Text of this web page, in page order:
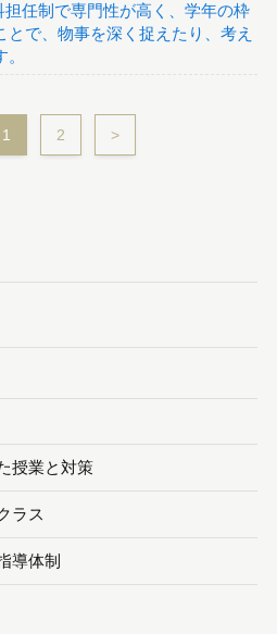
担任制で専門性が高く、学年の枠
とで、物事を深く捉えたり、考え
1 2 >
授業と対策
ラス
導体制